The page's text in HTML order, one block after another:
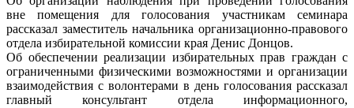
вне помещения для голосования участникам семинара
рассказал заместитель начальника организационно-правового
отдела избирательной комиссии края Денис Донцов.
Об обеспечении реализации избирательных прав граждан с
ограниченными физическими возможностями и организации
взаимодействия с волонтерами в день голосования рассказал
главный консультант отдела информационного,